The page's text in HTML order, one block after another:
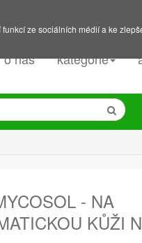
o nás kategorie
- NA
KŮŽI
ze sociálních médií a ke